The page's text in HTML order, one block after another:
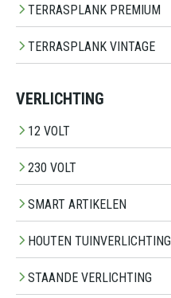
TERRASPLANK PREMIUM
TERRASPLANK VINTAGE
VERLICHTING
12 VOLT
230 VOLT
SMART ARTIKELEN
HOUTEN TUINVERLICHTING
STAANDE VERLICHTING